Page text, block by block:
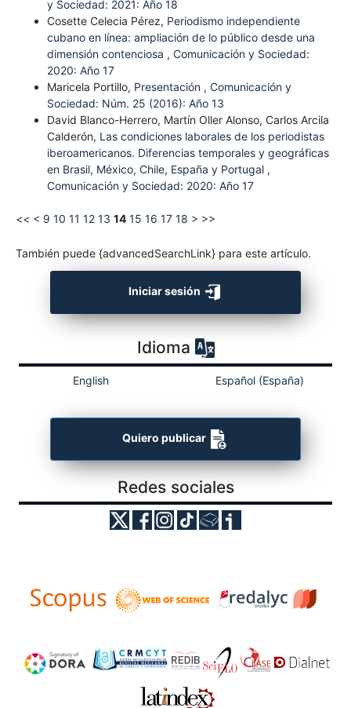
y Sociedad: 2021: Año 18
Cosette Celecia Pérez, Periodismo independiente
cubano en línea: ampliación de lo público desde una
dimensión contenciosa , Comunicación y Sociedad:
2020: Año 17
Maricela Portillo, Presentación , Comunicación y
Sociedad: Núm. 25 (2016): Año 13
David Blanco-Herrero, Martín Oller Alonso, Carlos Arcila
Calderón, Las condiciones laborales de los periodistas
iberoamericanos. Diferencias temporales y geográficas
en Brasil, México, Chile, España y Portugal ,
Comunicación y Sociedad: 2020: Año 17
<< < 9 10 11 12 13 14 15 16 17 18 > >>
También puede {advancedSearchLink} para este artículo.
Iniciar sesión
Idioma
English Español (España)
Quiero publicar
Redes sociales